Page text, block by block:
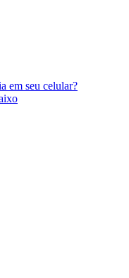
em seu celular?